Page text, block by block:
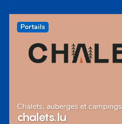
Portails
Chalets, auberges et campings
chalets.lu